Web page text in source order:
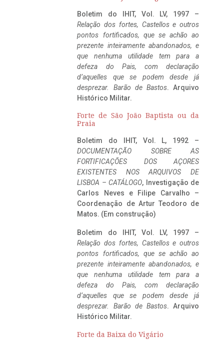
Boletim do IHIT, Vol. LV, 1997 –
Relação dos fortes, Castellos e outros
pontos fortificados, que se achão ao
prezente inteiramente abandonados, e
que nenhuma utilidade tem para a
defeza do Pais, com declaração
d’aquelles que se podem desde já
desprezar. Barão de Bastos. Arquivo
Histórico Militar.
Forte de São João Baptista ou da
Praia
Boletim do IHIT, Vol. L, 1992 –
DOCUMENTAÇÃO SOBRE AS
FORTIFICAÇÕES DOS AÇORES
EXISTENTES NOS ARQUIVOS DE
LISBOA – CATÁLOGO, Investigação de
Carlos Neves e Filipe Carvalho –
Coordenação de Artur Teodoro de
Matos. (Em construção)
Boletim do IHIT, Vol. LV, 1997 –
Relação dos fortes, Castellos e outros
pontos fortificados, que se achão ao
prezente inteiramente abandonados, e
que nenhuma utilidade tem para a
defeza do Pais, com declaração
d’aquelles que se podem desde já
desprezar. Barão de Bastos. Arquivo
Histórico Militar.
Forte da Baixa do Vigário